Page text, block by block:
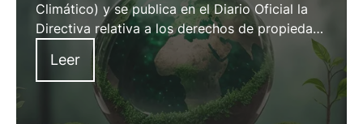
Climático) y se publica en el Diario Oficial la
Directiva relativa a los derechos de propiedad
intelectual relacionados con el medio
ambiente. Se perfilan cambios hacia la
protección de la biodiversidad en los informes
de sostenibilidad de las empresas y el Global
Leer